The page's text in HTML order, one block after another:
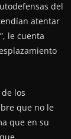
del
atentar
le cuenta
los
que no le
que en su